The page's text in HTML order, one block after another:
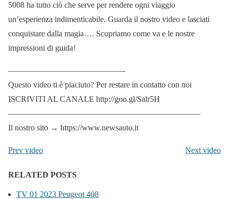
5008 ha tutto ciò che serve per rendere ogni viaggio
un’esperienza indimenticabile. Guarda il nostro video e lasciati
conquistare dalla magia…. Scopriamo come va e le nostre
impressioni di guida!
——————————————-
Questo video ti è piaciuto? Per restare in contatto con noi
ISCRIVITI AL CANALE http://goo.gl/Salr5H
———————————————————————–
Il nostro sito → https://www.newsauto.it
Prev video Next video
RELATED POSTS
TV 01 2023 Peugeot 408